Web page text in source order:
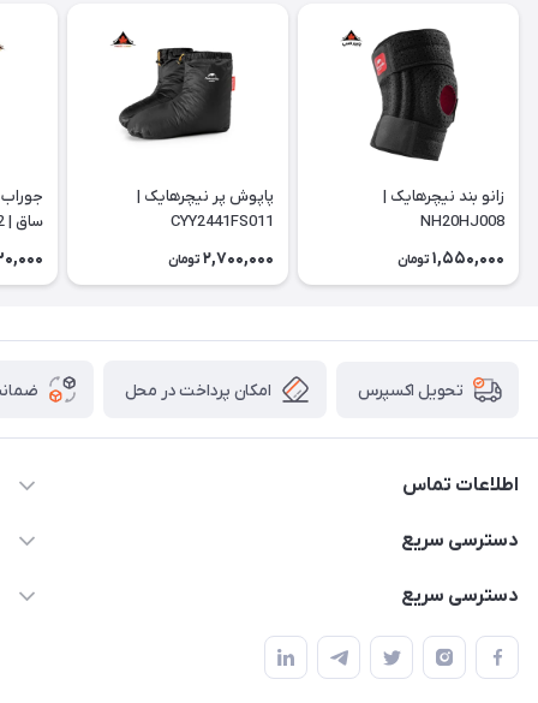
زانو بند نیچرهایک |
NH20HJ008
1,550,000 تومان
پاپوش پر نیچرهایک |
CYY2441FS011
2,700,000 تومان
ساق | NH20FS002
تحویل اکسپرس امکان پرداخت در محل
اطلاعات تماس
02166456492 - 09121933405
حتما با هماهنگی قبلی
دسترسی سریع
خرید کیسه خواب
چادر بادی
دسترسی سریع
چادر سرخپوستی
صندلی تاشو